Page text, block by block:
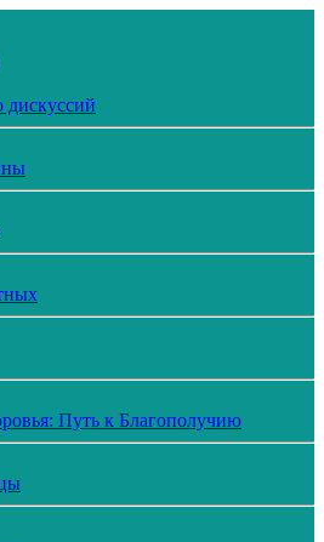
дискуссий
Путь к Благополучию